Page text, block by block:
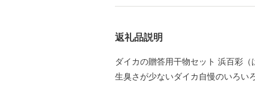
返礼品説明
ダイカの贈答用干物セット 浜百彩（
生臭さが少ないダイカ自慢のいろい